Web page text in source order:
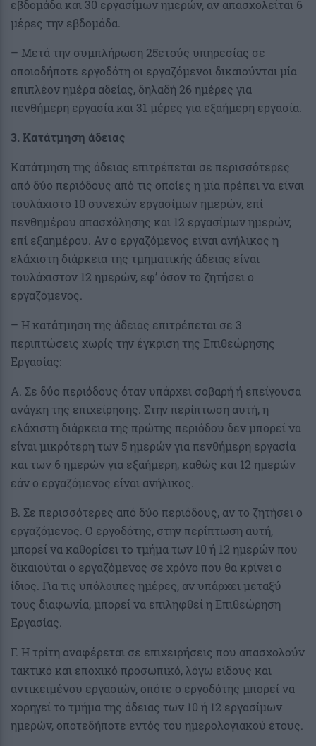
εβδομάδα και 30 εργασίμων ημερών, αν απασχολείται 6
μέρες την εβδομάδα.
– Μετά την συμπλήρωση 25ετούς υπηρεσίας σε
οποιοδήποτε εργοδότη οι εργαζόμενοι δικαιούνται μία
επιπλέον ημέρα αδείας, δηλαδή 26 ημέρες για
πενθήμερη εργασία και 31 μέρες για εξαήμερη εργασία.
3. Κατάτμηση άδειας
Κατάτμηση της άδειας επιτρέπεται σε περισσότερες
από δύο περιόδους από τις οποίες η μία πρέπει να είναι
τουλάχιστο 10 συνεχών εργασίμων ημερών, επί
πενθημέρου απασχόλησης και 12 εργασίμων ημερών,
επί εξαημέρου. Αν ο εργαζόμενος είναι ανήλικος η
ελάχιστη διάρκεια της τμηματικής άδειας είναι
τουλάχιστον 12 ημερών, εφ’ όσον το ζητήσει ο
εργαζόμενος.
– Η κατάτμηση της άδειας επιτρέπεται σε 3
περιπτώσεις χωρίς την έγκριση της Επιθεώρησης
Εργασίας:
Α. Σε δύο περιόδους όταν υπάρχει σοβαρή ή επείγουσα
ανάγκη της επιχείρησης. Στην περίπτωση αυτή, η
ελάχιστη διάρκεια της πρώτης περιόδου δεν μπορεί να
είναι μικρότερη των 5 ημερών για πενθήμερη εργασία
και των 6 ημερών για εξαήμερη, καθώς και 12 ημερών
εάν ο εργαζόμενος είναι ανήλικος.
Β. Σε περισσότερες από δύο περιόδους, αν το ζητήσει ο
εργαζόμενος. Ο εργοδότης, στην περίπτωση αυτή,
μπορεί να καθορίσει το τμήμα των 10 ή 12 ημερών που
δικαιούται ο εργαζόμενος σε χρόνο που θα κρίνει ο
ίδιος. Για τις υπόλοιπες ημέρες, αν υπάρχει μεταξύ
τους διαφωνία, μπορεί να επιληφθεί η Επιθεώρηση
Εργασίας.
Γ. Η τρίτη αναφέρεται σε επιχειρήσεις που απασχολούν
τακτικό και εποχικό προσωπικό, λόγω είδους και
αντικειμένου εργασιών, οπότε ο εργοδότης μπορεί να
χορηγεί το τμήμα της άδειας των 10 ή 12 εργασίμων
ημερών, οποτεδήποτε εντός του ημερολογιακού έτους.